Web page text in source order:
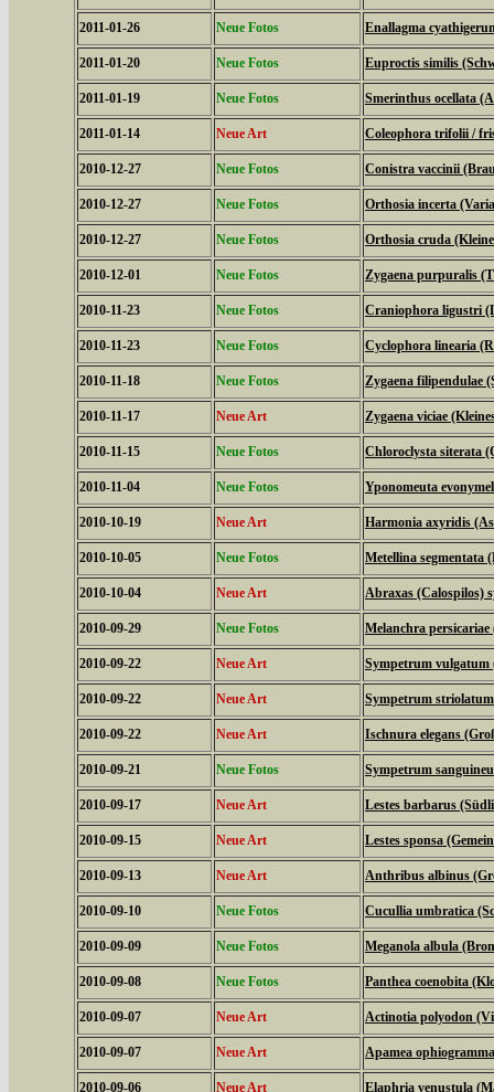
2011-01-26 Neue Fotos Enallagma
2011-01-20 Neue Fotos Euproctis similis
2011-01-19 Neue Fotos Smerinthus ocellata
2011-01-14 Neue Art Coleophora trifolii /
2010-12-27 Neue Fotos Conistra vaccinii
2010-12-27 Neue Fotos Orthosia incerta
2010-12-27 Neue Fotos Orthosia cruda
2010-12-01 Neue Fotos Zygaena purpuralis
2010-11-23 Neue Fotos Craniophora ligustri
2010-11-23 Neue Fotos Cyclophora linearia
2010-11-18 Neue Fotos Zygaena filipendulae
2010-11-17 Neue Art Zygaena viciae
2010-11-15 Neue Fotos Chloroclysta siterata
2010-11-04 Neue Fotos Yponomeuta
2010-10-19 Neue Art Harmonia axyridis
2010-10-05 Neue Fotos Metellina segmentata
2010-10-04 Neue Art Abraxas (Calospilos)
2010-09-29 Neue Fotos Melanchra
2010-09-22 Neue Art Sympetrum vulgatum
2010-09-22 Neue Art Sympetrum
2010-09-22 Neue Art Ischnura elegans
2010-09-21 Neue Fotos Sympetrum
2010-09-17 Neue Art Lestes barbarus
2010-09-15 Neue Art Lestes sponsa
2010-09-13 Neue Art Anthribus albinus
2010-09-10 Neue Fotos Cucullia umbratica
2010-09-09 Neue Fotos Meganola albula
2010-09-08 Neue Fotos Panthea coenobita
2010-09-07 Neue Art Actinotia polyodon
2010-09-07 Neue Art Apamea
2010-09-06 Neue Art Elaphria venustula